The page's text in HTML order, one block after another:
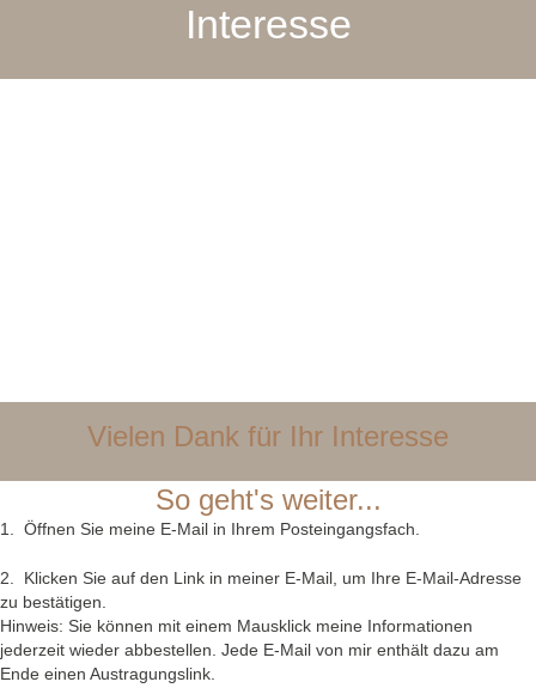
Interesse
Vielen Dank für Ihr Interesse
So geht's weiter...
1. Öffnen Sie meine E-Mail in Ihrem Posteingangsfach.
2. Klicken Sie auf den Link in meiner E-Mail, um Ihre E-Mail-Adresse
zu bestätigen.
Hinweis: Sie können mit einem Mausklick meine Informationen
jederzeit wieder abbestellen. Jede E-Mail von mir enthält dazu am
Ende einen Austragungslink.